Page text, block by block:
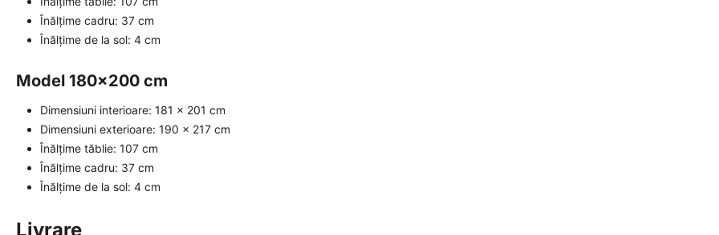
Înălțime cadru: 37 cm
Înălțime de la sol: 4 cm
Model 180x200 cm
Dimensiuni interioare: 181 x 201 cm
Dimensiuni exterioare: 190 x 217 cm
Înălțime tăblie: 107 cm
Înălțime cadru: 37 cm
Înălțime de la sol: 4 cm
Livrare